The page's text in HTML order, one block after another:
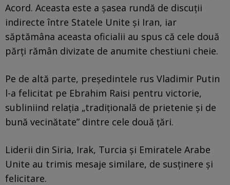
Acord. Aceasta este a şasea rundă de discuţii
indirecte între Statele Unite şi Iran, iar
săptămâna aceasta oficialii au spus că cele două
părţi rămân divizate de anumite chestiuni cheie.
Pe de altă parte, preşedintele rus Vladimir Putin
l-a felicitat pe Ebrahim Raisi pentru victorie,
subliniind relaţia „tradiţională de prietenie şi de
bună vecinătate” dintre cele două ţări.
Liderii din Siria, Irak, Turcia şi Emiratele Arabe
Unite au trimis mesaje similare, de susţinere şi
felicitare.